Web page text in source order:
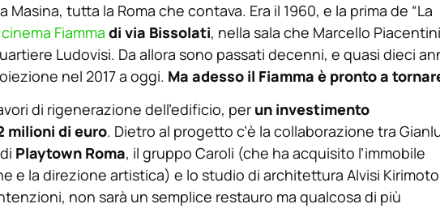
tutta la Roma che contava. Era il 1960, e la prima de “La
cinema Fiamma di via Bissolati, nella sala che Marcello Piacentini
Ludovisi. Da allora sono passati decenni, e quasi dieci
nel 2017 a oggi. Ma adesso il Fiamma è pronto a
di rigenerazione dell’edificio, per un investimento
milioni di euro. Dietro al progetto c’è la collaborazione tra
Playtown Roma, il gruppo Caroli (che ha acquisito l’immobile
e la direzione artistica) e lo studio di architettura Alvisi
non sarà un semplice restauro ma qualcosa di più